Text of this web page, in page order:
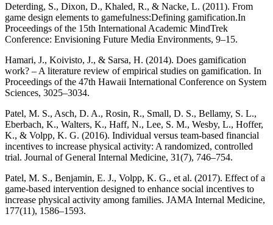
Deterding, S., Dixon, D., Khaled, R., & Nacke, L. (2011). From
game design elements to gamefulness:Defining gamification.In
Proceedings of the 15th International Academic MindTrek
Conference: Envisioning Future Media Environments, 9–15.
Hamari, J., Koivisto, J., & Sarsa, H. (2014). Does gamification
work? – A literature review of empirical studies on gamification. In
Proceedings of the 47th Hawaii International Conference on System
Sciences, 3025–3034.
Patel, M. S., Asch, D. A., Rosin, R., Small, D. S., Bellamy, S. L.,
Eberbach, K., Walters, K., Haff, N., Lee, S. M., Wesby, L., Hoffer,
K., & Volpp, K. G. (2016). Individual versus team-based financial
incentives to increase physical activity: A randomized, controlled
trial. Journal of General Internal Medicine, 31(7), 746–754.
Patel, M. S., Benjamin, E. J., Volpp, K. G., et al. (2017). Effect of a
game-based intervention designed to enhance social incentives to
increase physical activity among families. JAMA Internal Medicine,
177(11), 1586–1593.